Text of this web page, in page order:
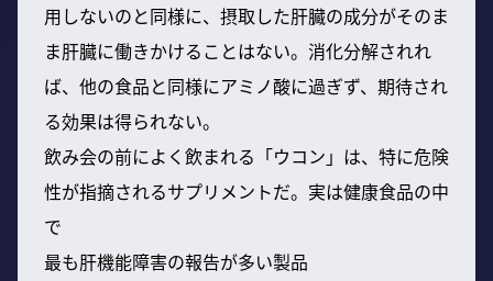
用しないのと同様に、摂取した肝臓の成分がそのま
ま肝臓に働きかけることはない。消化分解されれ
ば、他の食品と同様にアミノ酸に過ぎず、期待され
る効果は得られない。
飲み会の前によく飲まれる「ウコン」は、特に危険
性が指摘されるサプリメントだ。実は健康食品の中
で
最も肝機能障害の報告が多い製品